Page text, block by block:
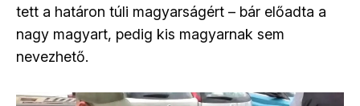
tett a határon túli magyarságért – bár előadta a
nagy magyart, pedig kis magyarnak sem
nevezhető.